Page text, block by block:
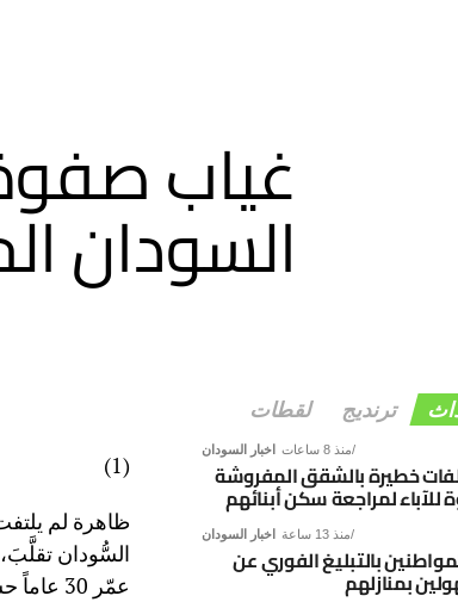
غياب
السودان
(1)
ظاهرة لم
عمّر
ترنديج لقطات
اخبار السودان منذ 8 ساعات
خطيرة بالشقق المفروشة
للآباء لمراجعة سكن أبنائهم
اخبار السودان منذ 13 ساعة
بالتبليغ الفوري عن
بمنازلهم